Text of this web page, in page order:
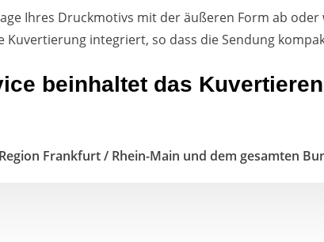
Ihres Druckmotivs mit der äußeren Form ab oder
Kuvertierung integriert, so dass die Sendung
beinhaltet das
Frankfurt / Rhein-Main und dem gesamten